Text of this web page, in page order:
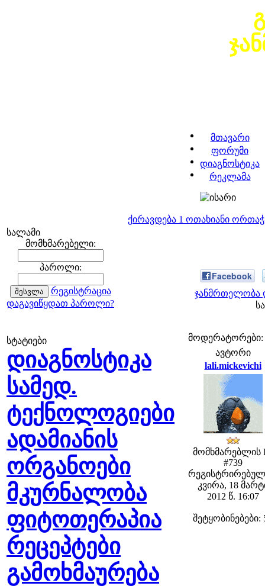
მთავარი
ფორუმი
დიაგნოსტიკა
რეკლამა
ქირავდება 1 ოთახიანი
სალამი
მომხმარებელი:
პაროლი:
რეგისტრაცია
დაგავიწყდათ პაროლი?
სტატიები
დიაგნოსტიკა
სამედ.
ტექნოლოგიები
ადამიანის
ორგანოები
მკურნალობა
ფიტოთერაპია
რეცეპტები
გამოხმაურება
Facebook
ჯანმრთელობა
მოდერატორები:
ავტორი
lali.mickevichi
მომხმარებლის
#739
კვირა, 18
2012 წ. 16:07
შეტყობინებები: